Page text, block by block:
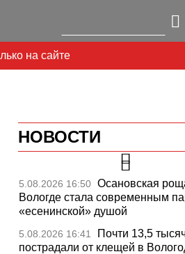
на сайте
НОВОСТИ
5.08.2026 16:50 Осановская
Вологде стала современным
«есенинской» душой
5.08.2026 16:41
Почти 13,5
пострадали от клещей в